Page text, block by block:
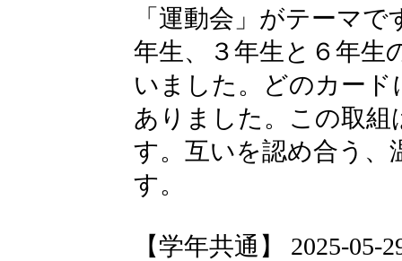
「運動会」がテーマ
年生、３年生と６年生
いました。どのカー
ありました。この取
す。互いを認め合う、
す。
【学年共通】 2025-05-